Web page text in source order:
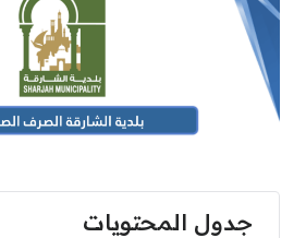
جدول المحتويات